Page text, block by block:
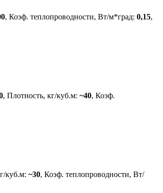
, Коэф. теплопроводности, Вт/м*град: 0,15,
, Плотность, кг/куб.м: ~40, Коэф.
куб.м: ~30, Коэф. теплопроводности, Вт/